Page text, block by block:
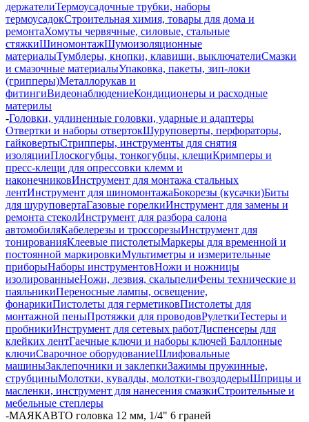
держателиТермоусадочные трубки, наборы
термоусадокСтроительная химия, товары для дома и
ремонтаХомуты червячные, силовые, стальные
стяжкиШиномонтажШумоизоляционные
материалыТумблеры, кнопки, клавиши, выключателиСмазки
и смазочные материалыУпаковка, пакеты, зип-локи
(грипперы)Металлорукав и
фитингиВидеонаблюдениеКондиционеры и расходные
материлы
-Головки, удлиненные головки, ударные и адаптеры
Отвертки и наборы отвертокШуруповерты, перфораторы,
гайковертыСтрипперы, инструменты для снятия
изоляцииПлоскогубцы, тонкогубцы, клещиКримперы и
пресс-клещи для опрессовки клемм и
наконечниковИнструмент для монтажа стальных
лентИнструмент для шиномонтажаБокорезы (кусачки)Биты
для шуруповертаГазовые горелкиИнструмент для замены и
ремонта стеколИнструмент для разбора салона
автомобиляКабелерезы и троссорезыИнструмент для
тонированияКлеевые пистолетыМаркеры для временной и
постоянной маркировкиМультиметры и измерительные
приборыНаборы инструментовНожи и ножницы
изолированныеНожи, лезвия, скальпелиФены технические и
паяльникиПереносные лампы, освещение,
фонарикиПистолеты для герметиковПистолеты для
монтажной пеныПротяжки для проводовРулеткиТестеры и
пробникиИнструмент для сетевых работДиспенсеры для
клейких лентГаечные ключи и наборы ключей Баллонные
ключиСварочное оборудованиеШлифовальные
машиныЗаклепочники и заклепкиЗажимы пружинные,
струбциныМолотки, кувалды, молотки-гвоздодерыШприцы и
масленки, инструмент для нанесения смазкиСтроительные и
мебельные степлеры
-МАЯКАВТО головка 12 мм, 1/4" 6 граней